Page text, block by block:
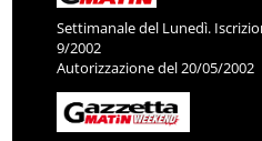
Settimanale del Lunedì.
9/2002
Autorizzazione del 20/05/2002